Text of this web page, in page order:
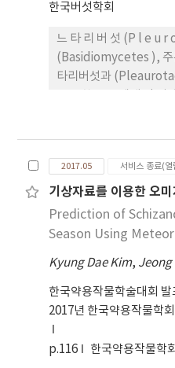
한국버섯학회
느 타 리 버 섯 (P l e u r
(Basidiomycetes ), 주
타리버섯과
가장 많이 재배되는 버
고온성 사철느타리(P.
sajorcaju ), 분홍느타리
citrinopileatus ), 산
및 후발효하여 사용 하
로 균사배양불량 및 수
안전 발효배지 제조기술
지의 첨가에 따른 재배
2017.05 서비스 종료(열
기상자료를 이용한 오
Prediction of
Season Using
Kyung Dae Kim, Jeong
한국약용작물학술대회 발
2017년 한국약용작물학
p.116 한국약용작물학회